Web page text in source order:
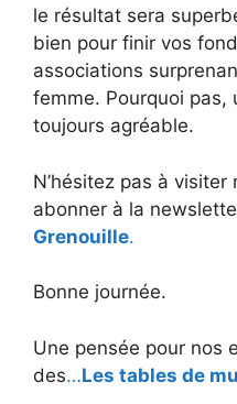
le résultat sera
bien pour finir vos
associations
femme. Pourquoi pas,
toujours agréable.
N’hésitez pas à
abonner à la
Grenouille.
Bonne journée.
Une pensée pour nos
des…Les tables de